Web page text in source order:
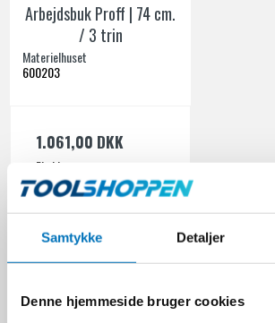
Samtykke Detaljer
Denne hjemmeside bruger cookies
Arbejdsbuk Proff | 74 cm.
/ 3 trin
Materielhuset
600203
1.061,00 DKK
Ekskl. moms
VIS PRODUKT
mulighed for at udføre en lang række
Hos Toolshoppen.dk er vi stolte af at tilbyde et